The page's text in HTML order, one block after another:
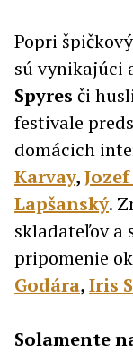
Popri
sú vynikajúci
Spyres či
festivale
domácich
Karvay,
Lapšanský.
skladateľov a
pripomenie
Godára,Iris
Solamente